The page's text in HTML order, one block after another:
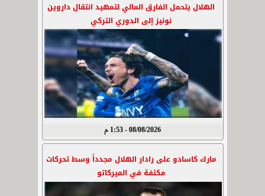
الهلال يتحمل الفارق المالي لتمهيد انتقال داروين
نونيز إلى الدوري التركي
08/08/2026 - 1:53 م
مارك كاسادو على رادار الهلال مجدداً وسط تحركات
مكثفة في الميركاتو